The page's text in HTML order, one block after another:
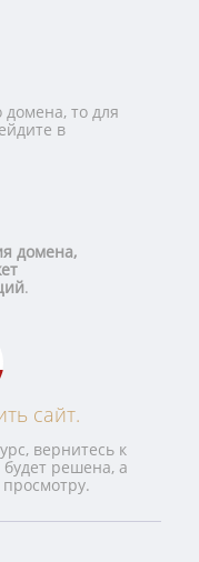
то для
в
домена,
.
сайт.
вернитесь к
решена, а